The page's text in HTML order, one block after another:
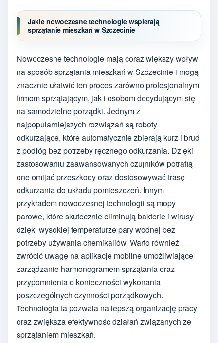
Jakie nowoczesne technologie wspierają
sprzątanie mieszkań w Szczecinie
Nowoczesne technologie mają coraz większy wpływ
na sposób sprzątania mieszkań w Szczecinie i mogą
znacznie ułatwić ten proces zarówno profesjonalnym
firmom sprzątającym, jak i osobom decydującym się
na samodzielne porządki. Jednym z
najpopularniejszych rozwiązań są roboty
odkurzające, które automatycznie zbierają kurz i brud
z podłóg bez potrzeby ręcznego odkurzania. Dzięki
zastosowaniu zaawansowanych czujników potrafią
one omijać przeszkody oraz dostosowywać trasę
odkurzania do układu pomieszczeń. Innym
przykładem nowoczesnej technologii są mopy
parowe, które skutecznie eliminują bakterie i wirusy
dzięki wysokiej temperaturze pary wodnej bez
potrzeby używania chemikaliów. Warto również
zwrócić uwagę na aplikacje mobilne umożliwiające
zarządzanie harmonogramem sprzątania oraz
przypomnienia o konieczności wykonania
poszczególnych czynności porządkowych.
Technologia ta pozwala na lepszą organizację pracy
oraz zwiększa efektywność działań związanych ze
sprzątaniem mieszkań.